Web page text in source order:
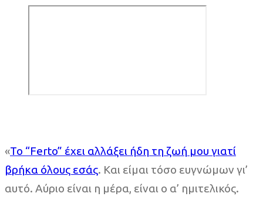
«Το “Ferto” έχει αλλάξει ήδη τη ζωή μου γιατί
βρήκα όλους εσάς. Και είμαι τόσο ευγνώμων γι’
αυτό. Αύριο είναι η μέρα, είναι ο α’ ημιτελικός.